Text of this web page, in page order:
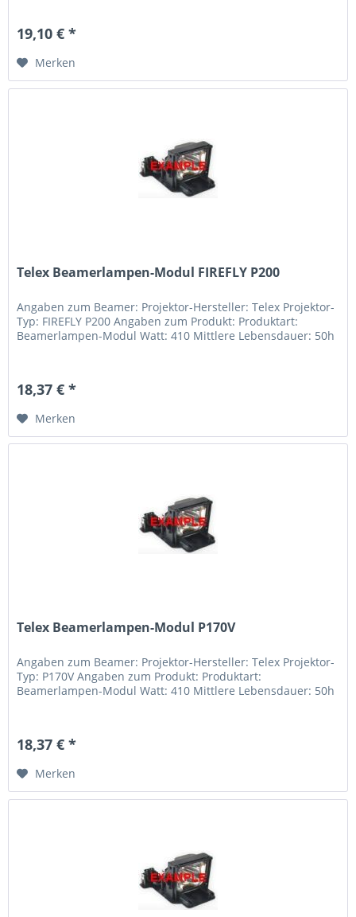
19,10 € *
Merken
Telex Beamerlampen-Modul FIREFLY P200
Angaben zum Beamer: Projektor-Hersteller: Telex Projektor-
Typ: FIREFLY P200 Angaben zum Produkt: Produktart:
Beamerlampen-Modul Watt: 410 Mittlere Lebensdauer: 50h
18,37 € *
Merken
Telex Beamerlampen-Modul P170V
Angaben zum Beamer: Projektor-Hersteller: Telex Projektor-
Typ: P170V Angaben zum Produkt: Produktart:
Beamerlampen-Modul Watt: 410 Mittlere Lebensdauer: 50h
18,37 € *
Merken